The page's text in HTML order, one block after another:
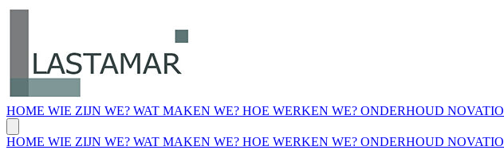
HOME WIE ZIJN WE? WAT MAKEN WE? HOE WERKEN WE? ONDERHOUD NOVATIO
HOME WIE ZIJN WE? WAT MAKEN WE? HOE WERKEN WE? ONDERHOUD NOVATIO